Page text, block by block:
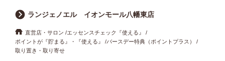
ランジェノエル イオンモール八幡東店
直営店・サロン
エッセンスチェック『使える』
ポイントが『貯まる』・『使える』
バースデー特典（ポイントプラス）
取り置き・取り寄せ